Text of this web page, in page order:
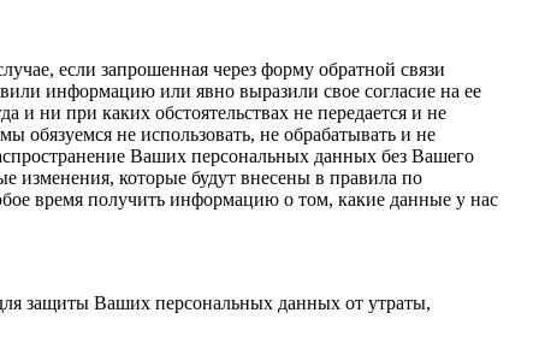
если запрошенная через форму обратной связи
информацию или явно выразили свое согласие на ее
ни при каких обстоятельствах не передается и не
обязуемся не использовать, не обрабатывать и не
Ваших персональных данных без Вашего
изменения, которые будут внесены в правила по
время получить информацию о том, какие данные у нас
защиты Ваших персональных данных от утраты,